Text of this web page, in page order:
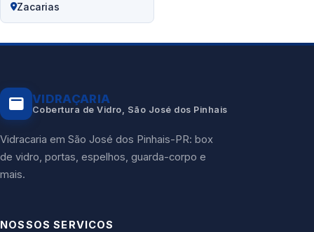
Zacarias
VIDRAÇARIA
Cobertura de Vidro, São José dos Pinhais
Vidracaria em São José dos Pinhais-PR: box
de vidro, portas, espelhos, guarda-corpo e
mais.
NOSSOS SERVICOS